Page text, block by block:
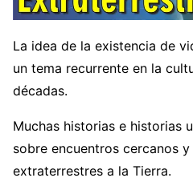
La idea de la existencia de
un tema recurrente en la
décadas.
Muchas historias e historias
sobre encuentros cercanos
extraterrestres a la Tierra.